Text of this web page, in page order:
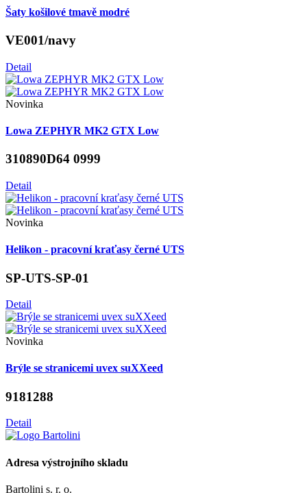
Šaty košilové tmavě modré
VE001/navy
Detail
Novinka
Lowa ZEPHYR MK2 GTX Low
310890D64 0999
Detail
Novinka
Helikon - pracovní kraťasy černé UTS
SP-UTS-SP-01
Detail
Novinka
Brýle se stranicemi uvex suXXeed
9181288
Detail
Adresa výstrojního skladu
Bartolini s. r. o.